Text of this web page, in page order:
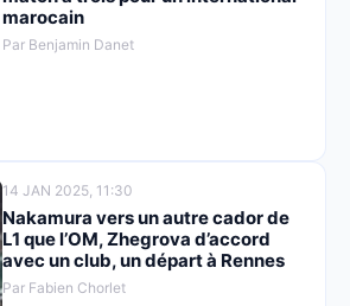
marocain
Par Benjamin Danet
14 JAN 2025, 11:30
Nakamura vers un autre cador de
L1 que l’OM, Zhegrova d’accord
avec un club, un départ à Rennes
Par Fabien Chorlet